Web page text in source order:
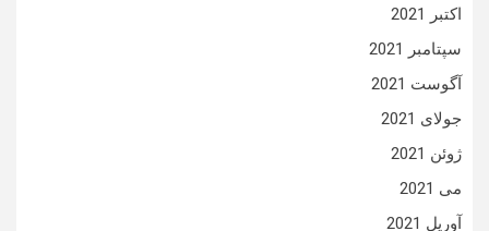
اکتبر 2021
سپتامبر 2021
آگوست 2021
جولای 2021
ژوئن 2021
می 2021
آوریل 2021